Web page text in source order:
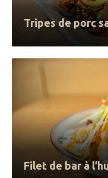
Tripes de porc
Filet de bar à